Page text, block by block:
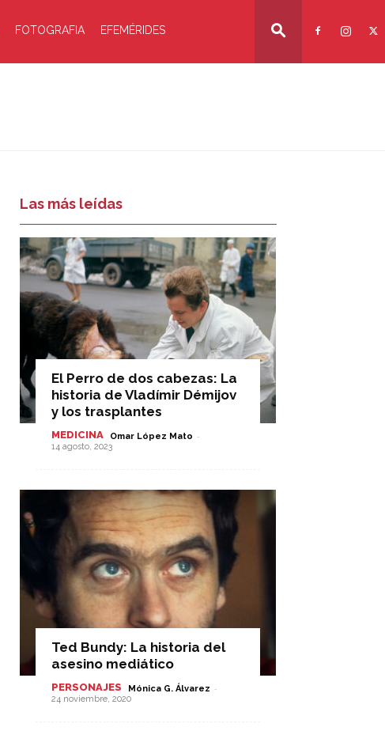
FOTOGRAFIA EFEMÉRIDES
Las más leídas
El Perro de dos cabezas: La
historia de Vladímir Démijov
y los trasplantes
MEDICINA Omar López Mato -
14 agosto, 2023
Ted Bundy: La historia del
asesino mediático
PERSONAJES Mónica G. Álvarez -
24 noviembre, 2020